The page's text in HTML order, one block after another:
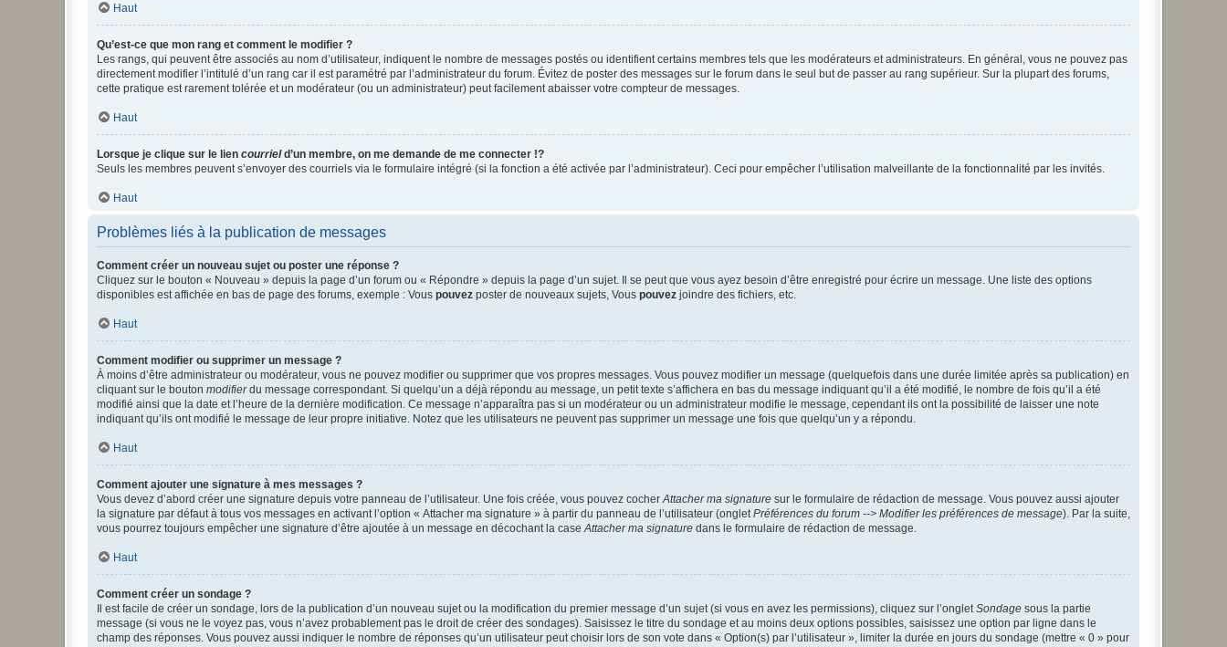
Haut
Qu’est-ce que mon rang et comment le modifier ?
Les rangs, qui peuvent être associés au nom d’utilisateur, indiquent le nombre de messages postés ou identifient certains membres tels que les modérateurs et administrateurs. En général, vous ne pouvez pas
directement modifier l’intitulé d’un rang car il est paramétré par l’administrateur du forum. Évitez de poster des messages sur le forum dans le seul but de passer au rang supérieur. Sur la plupart des forums,
cette pratique est rarement tolérée et un modérateur (ou un administrateur) peut facilement abaisser votre compteur de messages.
Haut
Lorsque je clique sur le lien courrield’un membre, on me demande de me connecter !?
Seuls les membres peuvent s’envoyer des courriels via le formulaire intégré (si la fonction a été activée par l’administrateur). Ceci pour empêcher l’utilisation malveillante de la fonctionnalité par les invités.
Haut
Problèmes liés à la publication de messages
Comment créer un nouveau sujet ou poster une réponse ?
Cliquez sur le bouton « Nouveau » depuis la page d’un forum ou « Répondre » depuis la page d’un sujet. Il se peut que vous ayez besoin d’être enregistré pour écrire un message. Une liste des options
disponibles est affichée en bas de page des forums, exemple : Vous pouvez poster de nouveaux sujets, Vous pouvez joindre des fichiers, etc.
Haut
Comment modifier ou supprimer un message ?
À moins d’être administrateur ou modérateur, vous ne pouvez modifier ou supprimer que vos propres messages. Vous pouvez modifier un message (quelquefois dans une durée limitée après sa publication) en
cliquant sur le bouton modifierdu message correspondant. Si quelqu’un a déjà répondu au message, un petit texte s’affichera en bas du message indiquant qu’il a été modifié, le nombre de fois qu’il a été
modifié ainsi que la date et l’heure de la dernière modification. Ce message n’apparaîtra pas si un modérateur ou un administrateur modifie le message, cependant ils ont la possibilité de laisser une note
indiquant qu’ils ont modifié le message de leur propre initiative. Notez que les utilisateurs ne peuvent pas supprimer un message une fois que quelqu’un y a répondu.
Haut
Comment ajouter une signature à mes messages ?
Vous devez d’abord créer une signature depuis votre panneau de l’utilisateur. Une fois créée, vous pouvez cocherAttacher ma signature sur le formulaire de rédaction de message. Vous pouvez aussi ajouter
la signature par défaut à tous vos messages en activant l’option « Attacher ma signature » à partir du panneau de l’utilisateur (ongletPréférences du forum --> Modifier les préférences de message). Par la suite,
vous pourrez toujours empêcher une signature d’être ajoutée à un message en décochant la caseAttacher ma signature dans le formulaire de rédaction de message.
Haut
Comment créer un sondage ?
Il est facile de créer un sondage, lors de la publication d’un nouveau sujet ou la modification du premier message d’un sujet (si vous en avez les permissions), cliquez sur l’ongletSondage sous la partie
message (si vous ne le voyez pas, vous n’avez probablement pas le droit de créer des sondages). Saisissez le titre du sondage et au moins deux options possibles, saisissez une option par ligne dans le
champ des réponses. Vous pouvez aussi indiquer le nombre de réponses qu’un utilisateur peut choisir lors de son vote dans « Option(s) par l’utilisateur », limiter la durée en jours du sondage (mettre « 0 » pour